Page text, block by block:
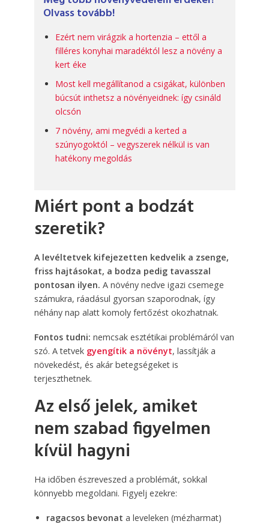
Olvass tovább!
Ezért nem virágzik a hortenzia – ettől a
filléres konyhai maradéktól lesz a növény a
kert éke
Most kell megállítanod a csigákat, különben
búcsút inthetsz a növényeidnek: így csináld
olcsón
7 növény, ami megvédi a kerted a
szúnyogoktól – vegyszerek nélkül is van
hatékony megoldás
Miért pont a bodzát
szeretik?
A levéltetvek kifejezetten kedvelik a zsenge,
friss hajtásokat, a bodza pedig tavasszal
pontosan ilyen. A növény nedve igazi csemege
számukra, ráadásul gyorsan szaporodnak, így
néhány nap alatt komoly fertőzést okozhatnak.
Fontos tudni: nemcsak esztétikai problémáról van
szó. A tetvek gyengítik a növényt, lassítják a
növekedést, és akár betegségeket is
terjeszthetnek.
Az első jelek, amiket
nem szabad figyelmen
kívül hagyni
Ha időben észreveszed a problémát, sokkal
könnyebb megoldani. Figyelj ezekre:
ragacsos bevonat a leveleken (mézharmat)